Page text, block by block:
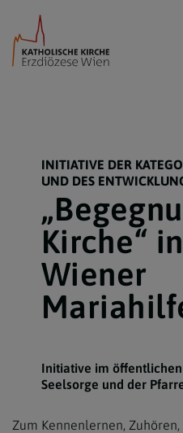
INITIATIVE DER
UND DES
Kirche“
Wiener
Initiative im
Seelsorge und der
Zum Kennenlernen,